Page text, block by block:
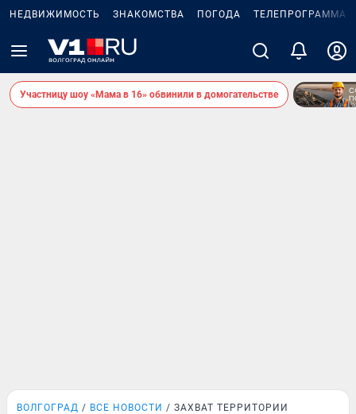
НЕДВИЖИМОСТЬ ЗНАКОМСТВА ПОГОДА ТЕЛЕПРОГРАММА
Участницу шоу «Мама в 16» обвинили в домогательстве
ВОЛГОГРАД ВСЕ НОВОСТИ ЗАХВАТ ТЕРРИТОРИИ